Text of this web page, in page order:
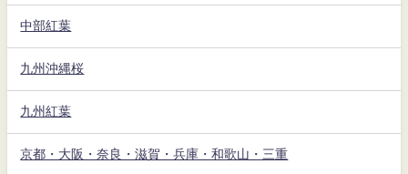
中部紅葉
九州沖縄桜
九州紅葉
京都・大阪・奈良・滋賀・兵庫・和歌山・三重